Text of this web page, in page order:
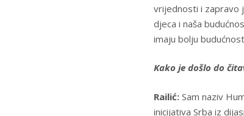
vrijednosti i zapravo
djeca i naša
imaju bolju
Kako je došlo do
Railić: Sam naziv
inicijativa Srba iz